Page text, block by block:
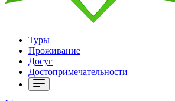
Туры
Проживание
Досуг
Достопримечательности